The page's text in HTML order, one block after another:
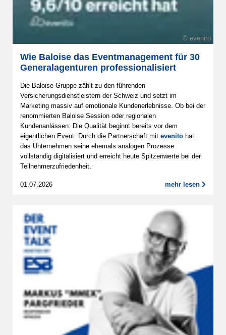
© evenito
Wie Baloise das Eventmanagement für 30
Generalagenturen professionalisiert
Die Baloise Gruppe zählt zu den führenden
Versicherungsdienstleistern der Schweiz und setzt im
Marketing massiv auf emotionale Kundenerlebnisse. Ob bei der
renommierten Baloise Session oder regionalen
Kundenanlässen: Die Qualität beginnt bereits vor dem
eigentlichen Event. Durch die Partnerschaft mit evenito hat
das Unternehmen seine ehemals analogen Prozesse
vollständig digitalisiert und erreicht heute Spitzenwerte bei der
Teilnehmerzufriedenheit.
01.07.2026 mehr lesen